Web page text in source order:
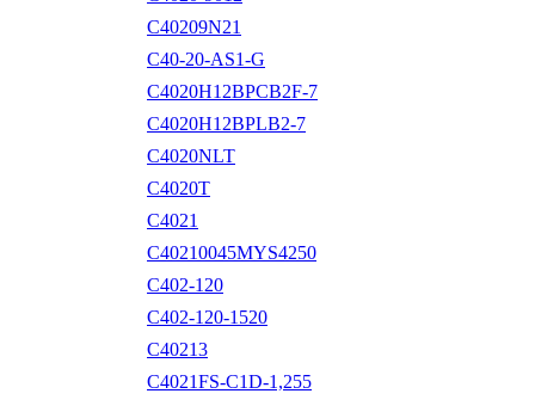
C40209N21
C40-20-AS1-G
C4020H12BPCB2F-7
C4020H12BPLB2-7
C4020NLT
C4020T
C4021
C40210045MYS4250
C402-120
C402-120-1520
C40213
C4021FS-C1D-1,255